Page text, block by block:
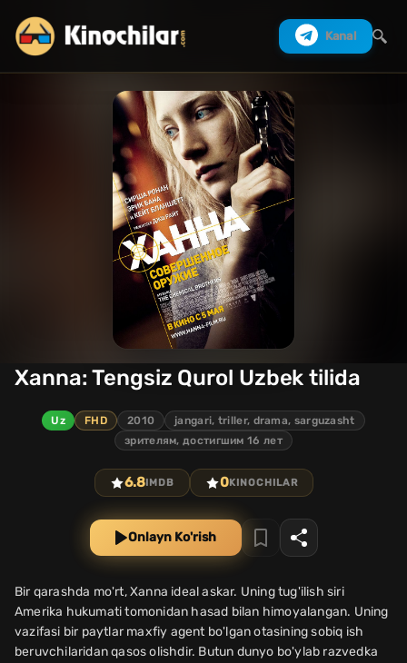
Kanal
Xanna: Tengsiz Qurol Uzbek tilida
Uz FHD 2010
jangari, triller, drama, sarguzasht
зрителям, достигшим 16 лет
6.8IMDB 0KINOCHILAR
Onlayn Ko'rish
Bir qarashda mo'rt, Xanna ideal askar. Uning tug'ilish siri
Amerika hukumati tomonidan hasad bilan himoyalangan. Uning
vazifasi bir paytlar maxfiy agent bo'lgan otasining sobiq ish
beruvchilaridan qasos olishdir. Butun dunyo bo'ylab razvedka